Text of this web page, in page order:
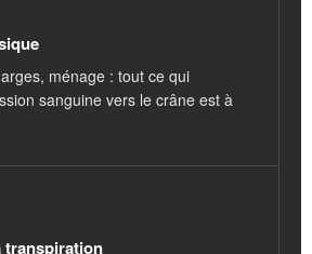
ménage : tout ce qui
sanguine vers le crâne est à
transpiration